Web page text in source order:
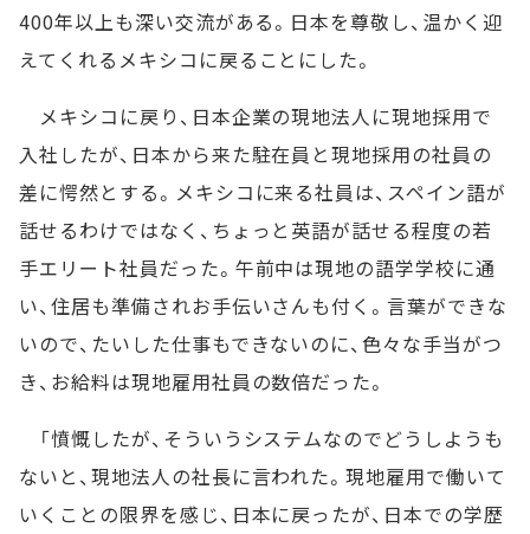
400年以上も深い交流がある。日本を尊敬し、温かく迎
えてくれるメキシコに戻ることにした。
メキシコに戻り、日本企業の現地法人に現地採用で
入社したが、日本から来た駐在員と現地採用の社員の
差に愕然とする。メキシコに来る社員は、スペイン語が
話せるわけではなく、ちょっと英語が話せる程度の若
手エリート社員だった。午前中は現地の語学学校に通
い、住居も準備されお手伝いさんも付く。言葉ができな
いので、たいした仕事もできないのに、色々な手当がつ
き、お給料は現地雇用社員の数倍だった。
「憤慨したが、そういうシステムなのでどうしようも
ないと、現地法人の社長に言われた。現地雇用で働いて
いくことの限界を感じ、日本に戻ったが、日本での学歴